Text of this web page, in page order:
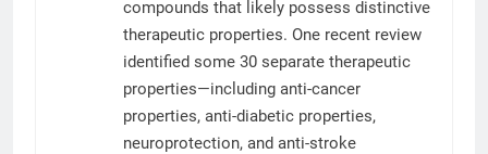
compounds that likely possess distinctive
therapeutic properties. One recent review
identified some 30 separate therapeutic
properties—including anti-cancer
properties, anti-diabetic properties,
neuroprotection, and anti-stroke